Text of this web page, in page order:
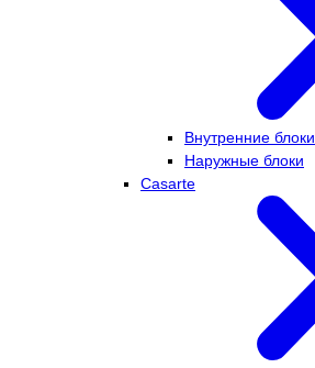
Внутренние блоки
Наружные блоки
Casarte